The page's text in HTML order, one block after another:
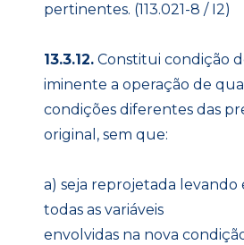
pertinentes. (113.021-8 / I2)
13.3.12.Constitui condição
iminente a operação de
condições diferentes das
original, sem que:
a) seja reprojetada levando
todas as variáveis
envolvidas na nova